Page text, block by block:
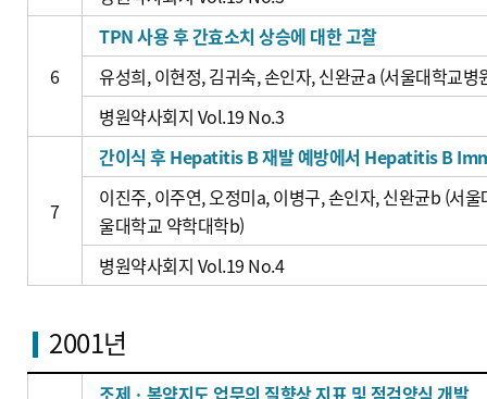
6
TPN 사용 후 간효소치 상승에 대한 고찰
유성희, 이현정, 김귀숙, 손인자, 신완균a (서울대학교
병원약사회지 Vol.19 No.3
7
간이식 후 Hepatitis B 재발 예방에서 Hepatitis B
이진주, 이주연, 오정미a, 이병구, 손인자, 신완균b (서
울대학교 약학대학b)
병원약사회지 Vol.19 No.4
2001년
조제ㆍ복약지도 업무의 질향상 지표 및 점검양식 개발